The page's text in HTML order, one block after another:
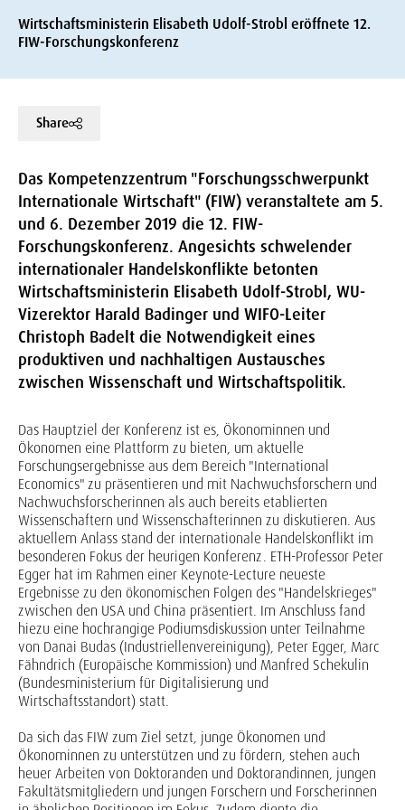
Wirtschaftsministerin Elisabeth Udolf-Strobl eröffnete 12.
FIW-Forschungskonferenz
Share
Das Kompetenzzentrum "Forschungsschwerpunkt
Internationale Wirtschaft" (FIW) veranstaltete am 5.
und 6. Dezember 2019 die 12. FIW-
Forschungskonferenz. Angesichts schwelender
internationaler Handelskonflikte betonten
Wirtschaftsministerin Elisabeth Udolf-Strobl, WU-
Vizerektor Harald Badinger und WIFO-Leiter
Christoph Badelt die Notwendigkeit eines
produktiven und nachhaltigen Austausches
zwischen Wissenschaft und Wirtschaftspolitik.
Das Hauptziel der Konferenz ist es, Ökonominnen und
Ökonomen eine Plattform zu bieten, um aktuelle
Forschungsergebnisse aus dem Bereich "International
Economics" zu präsentieren und mit Nachwuchsforschern und
Nachwuchsforscherinnen als auch bereits etablierten
Wissenschaftern und Wissenschafterinnen zu diskutieren. Aus
aktuellem Anlass stand der internationale Handelskonflikt im
besonderen Fokus der heurigen Konferenz. ETH-Professor Peter
Egger hat im Rahmen einer Keynote-Lecture neueste
Ergebnisse zu den ökonomischen Folgen des "Handelskrieges"
zwischen den USA und China präsentiert. Im Anschluss fand
hiezu eine hochrangige Podiumsdiskussion unter Teilnahme
von Danai Budas (Industriellenvereinigung), Peter Egger, Marc
Fähndrich (Europäische Kommission) und Manfred Schekulin
(Bundesministerium für Digitalisierung und
Wirtschaftsstandort) statt.
Da sich das FIW zum Ziel setzt, junge Ökonomen und
Ökonominnen zu unterstützen und zu fördern, stehen auch
heuer Arbeiten von Doktoranden und Doktorandinnen, jungen
Fakultätsmitgliedern und jungen Forschern und Forscherinnen